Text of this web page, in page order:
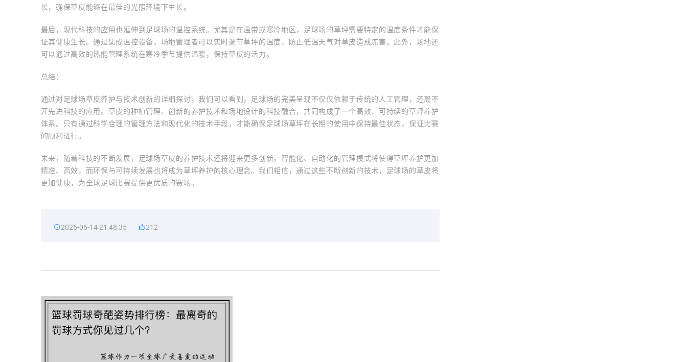
长，确保草皮能够在最佳的光照环境下生长。
最后，现代科技的应用也延伸到足球场的温控系统。尤其是在温带或寒冷地区，足球场的草坪需要特定的温度条件才能保
证其健康生长。通过集成温控设备，场地管理者可以实时调节草坪的温度，防止低温天气对草皮造成冻害。此外，场地还
可以通过高效的热能管理系统在寒冷季节提供温暖，保持草皮的活力。
总结：
通过对足球场草皮养护与技术创新的详细探讨，我们可以看到，足球场的完美呈现不仅仅依赖于传统的人工管理，还离不
开先进科技的应用。草皮的种植管理、创新的养护技术和场地设计的科技融合，共同构成了一个高效、可持续的草坪养护
体系。只有通过科学合理的管理方法和现代化的技术手段，才能确保足球场草坪在长期的使用中保持最佳状态，保证比赛
的顺利进行。
未来，随着科技的不断发展，足球场草皮的养护技术还将迎来更多创新。智能化、自动化的管理模式将使得草坪养护更加
精准、高效，而环保与可持续发展也将成为草坪养护的核心理念。我们相信，通过这些不断创新的技术，足球场的草皮将
更加健康，为全球足球比赛提供更优质的赛场。
2026-06-14 21:48:35 212